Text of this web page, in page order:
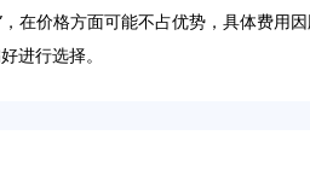
在价格方面可能不占优势，具体费用
进行选择。